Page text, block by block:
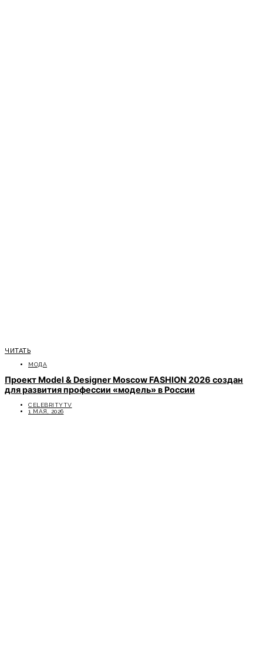
ЧИТАТЬ
МОДА
Проект Model & Designer Moscow FASHION 2026 создан
для развития профессии «модель» в России
CELEBRITYTV
1 МАЯ, 2026